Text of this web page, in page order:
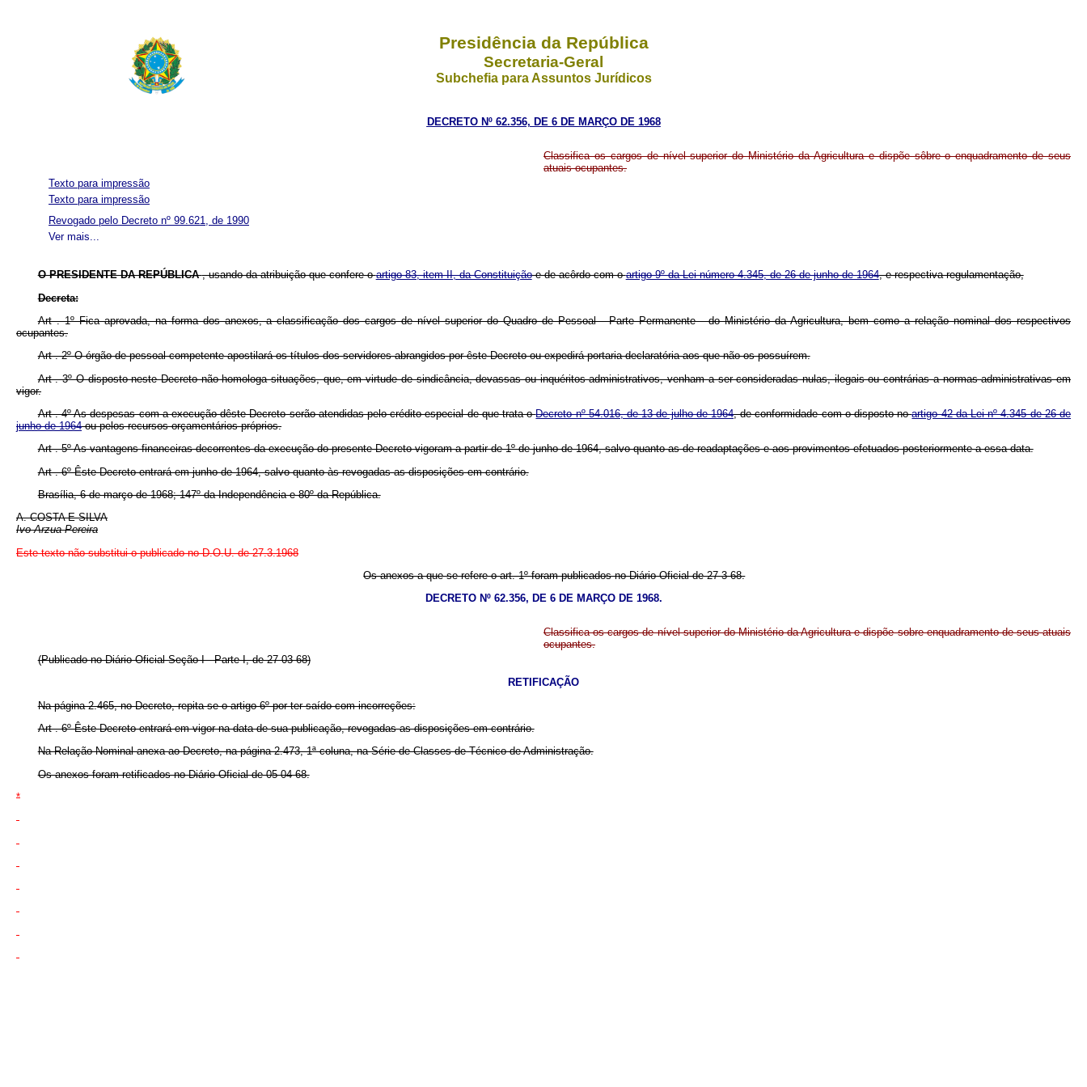
Presidência da República
Secretaria-Geral
Subchefia para Assuntos Jurídicos
DECRETO Nº 62.356, DE 6 DE MARÇO DE 1968
Classifica os cargos de nível superior do Ministério da Agricultura e dispõe sôbre o enquadramento de seus
atuais ocupantes.
Ver mais...
Texto para impressão
Texto para impressão
Revogado pelo Decreto nº 99.621, de 1990
O PRESIDENTE DA REPÚBLICA, usando da atribuição que confere oartigo 83, item II, da Constituiçãoe de acôrdo com oartigo 9º da Lei número 4.345, de 26 de junho de 1964, e respectiva regulamentação,
Decreta:
Art . 1º Fica aprovada, na forma dos anexos, a classificação dos cargos de nível superior do Quadro de Pessoal - Parte Permanente - do Ministério da Agricultura, bem como a relação nominal dos respectivos
ocupantes.
Art . 2º O órgão de pessoal competente apostilará os títulos dos servidores abrangidos por êste Decreto ou expedirá portaria declaratória aos que não os possuírem.
Art . 3º O disposto neste Decreto não homologa situações, que, em virtude de sindicância, devassas ou inquéritos administrativos, venham a ser consideradas nulas, ilegais ou contrárias a normas administrativas em
vigor.
Art . 4º As despesas com a execução dêste Decreto serão atendidas pelo crédito especial de que trata oDecreto nº 54.016, de 13 de julho de 1964, de conformidade com o disposto noartigo 42 da Lei nº 4.345 de 26 de
junho de 1964ou pelos recursos orçamentários próprios.
Art . 5º As vantagens financeiras decorrentes da execução do presente Decreto vigoram a partir de 1º de junho de 1964, salvo quanto as de readaptações e aos provimentos efetuados posteriormente a essa data.
Art . 6º Êste Decreto entrará em junho de 1964, salvo quanto às revogadas as disposições em contrário.
Brasília, 6 de março de 1968; 147º da Independência e 80º da República.
A. COSTA E SILVA
Ivo Arzua Pereira
Este texto não substitui o publicado no D.O.U. de 27.3.1968
Os anexos a que se refere o art. 1º foram publicados no Diário Oficial de 27-3-68.
DECRETO Nº 62.356, DE 6 DE MARÇO DE 1968.
Classifica os cargos de nível superior do Ministério da Agricultura e dispõe sobre enquadramento de seus atuais
ocupantes.
(Publicado no Diário Oficial Seção I - Parte I, de 27-03-68)
RETIFICAÇÃO
Na página 2.465, no Decreto, repita-se o artigo 6º por ter saído com incorreções:
Art . 6º Êste Decreto entrará em vigor na data de sua publicação, revogadas as disposições em contrário.
Na Relação Nominal anexa ao Decreto, na página 2.473, 1ª coluna, na Série de Classes de Técnico de Administração.
Os anexos foram retificados no Diário Oficial de 05-04-68.
*